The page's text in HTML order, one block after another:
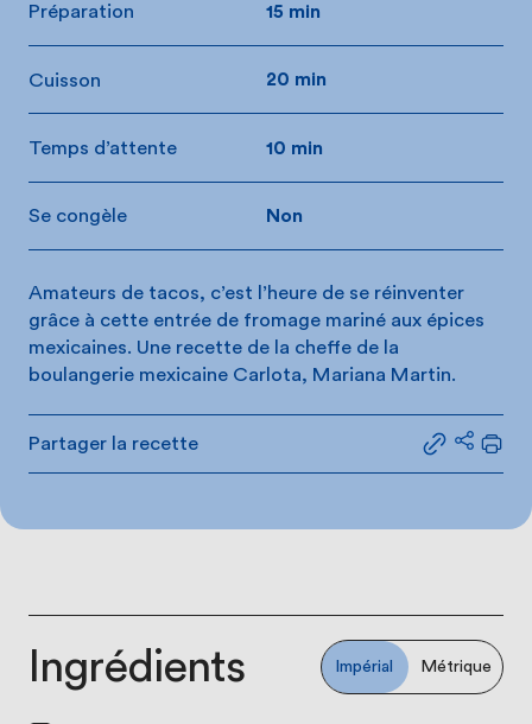
Préparation 15 min
Cuisson 20 min
Temps d’attente 10 min
Se congèle Non
Amateurs de tacos, c’est l’heure de se réinventer
grâce à cette entrée de fromage mariné aux épices
mexicaines. Une recette de la cheffe de la
boulangerie mexicaine Carlota, Mariana Martin.
Partager la recette
Partager
Ingrédients Impérial Métrique